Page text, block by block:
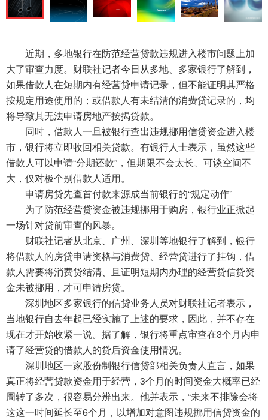
近期，多地银行在防范经营贷款违规进入楼市问题上加
大了审查力度。财联社记者今日从多地、多家银行了解到，
如果借款人在短期内有经营贷申请记录，但不能证明其严格
按规定用途使用的；或借款人有未结清的消费贷记录的，均
将导致其无法申请房地产按揭贷款。
同时，借款人一旦被银行查出违规挪用信贷资金进入楼
市，银行将立即收回相关贷款。有银行人士表示，虽然这些
借款人可以申请“分期还款”，但期限不会太长、可谈空间不
大，仅对极个别借款人适用。
申请房贷先查首付款来源成当前银行的“规定动作”
为了防范经营贷资金被违规挪用于购房，银行业正掀起
一场针对贷前审查的风暴。
财联社记者从北京、广州、深圳等地银行了解到，银行
将借款人的房贷申请资格与消费贷、经营贷进行了挂钩，借
款人需要将消费贷结清、且证明短期内办理的经营贷信贷资
金未被挪用，才可申请房贷。
深圳地区多家银行的信贷业务人员对财联社记者表示，
当地银行自去年起已经实施了上述的要求，因此，并不存在
现在才开始收紧一说。据了解，银行将重点审查在3个月内申
请了经营贷的借款人的贷后资金使用情况。
深圳地区一家股份制银行信贷部相关负责人直言，如果
真正将经营贷款资金用于经营，3个月的时间资金大概率已经
周转了多次，很容易分辨出来。他并表示，“未来不排除会将
这这一时间延长至6个月，以增加对意图违规挪用信贷资金的